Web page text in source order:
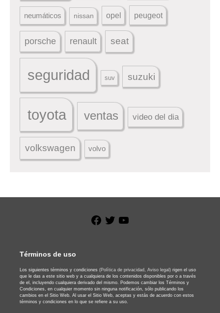
neumáticos nissan opel peugeot
porsche renault seat
seguridad suv suzuki
toyota ventas video del dia
volkswagen volvo
Facebook
Twitter
Términos de uso
Los siguientes términos y condiciones (Política de privacidad, Aviso legal) rigen el uso
que le das a este sitio web y a cualquiera de los contenidos disponibles por o a través
de el, incluyendo cualquiera derivado del mismo. Podemos cambiar los Términos y
Condiciones, en cualquier momento sin ninguna notificación, sólo publicando los
cambios en el Sitio Web. Al usar el Sitio Web, aceptas y estás de acuerdo con estos
términos y condiciones en lo que se refiere a su uso.